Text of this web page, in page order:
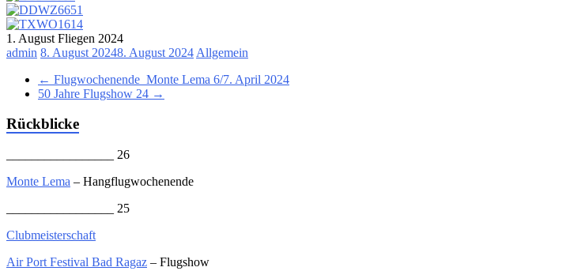
1. August Fliegen 2024
admin 8. August 20248. August 2024 Allgemein
← Flugwochenende Monte Lema 6/7. April 2024
50 Jahre Flugshow 24 →
Rückblicke
_________________ 26
Monte Lema – Hangflugwochenende
_________________ 25
Clubmeisterschaft
Air Port Festival Bad Ragaz – Flugshow